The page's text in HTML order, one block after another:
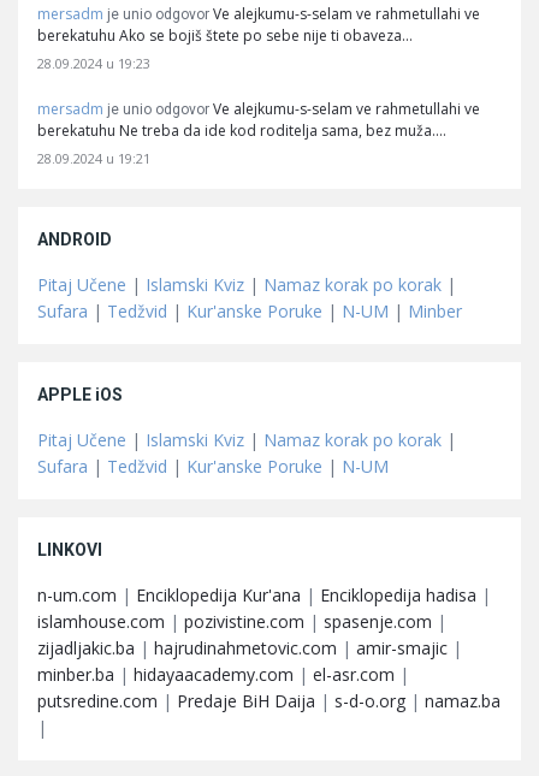
mersadm je unio odgovor Ve alejkumu-s-selam ve rahmetullahi ve
berekatuhu Ako se bojiš štete po sebe nije ti obaveza…
28.09.2024 u 19:23
mersadm je unio odgovor Ve alejkumu-s-selam ve rahmetullahi ve
berekatuhu Ne treba da ide kod roditelja sama, bez muža.…
28.09.2024 u 19:21
ANDROID
Pitaj Učene | Islamski Kviz | Namaz korak po korak |
Sufara | Tedžvid | Kur'anske Poruke | N-UM | Minber
APPLE iOS
Pitaj Učene | Islamski Kviz | Namaz korak po korak |
Sufara | Tedžvid | Kur'anske Poruke | N-UM
LINKOVI
n-um.com | Enciklopedija Kur'ana | Enciklopedija hadisa |
islamhouse.com | pozivistine.com | spasenje.com |
zijadljakic.ba | hajrudinahmetovic.com | amir-smajic |
minber.ba | hidayaacademy.com | el-asr.com |
putsredine.com | Predaje BiH Daija | s-d-o.org | namaz.ba
|